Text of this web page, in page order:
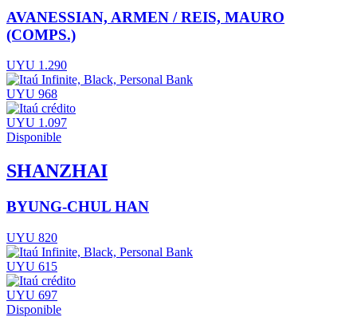
AVANESSIAN, ARMEN / REIS, MAURO
(COMPS.)
UYU 1.290
UYU 968
UYU 1.097
Disponible
SHANZHAI
BYUNG-CHUL HAN
UYU 820
UYU 615
UYU 697
Disponible